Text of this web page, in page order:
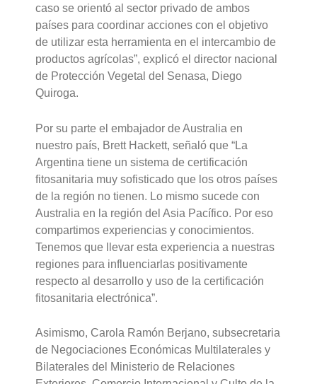
caso se orientó al sector privado de ambos
países para coordinar acciones con el objetivo
de utilizar esta herramienta en el intercambio de
productos agrícolas”, explicó el director nacional
de Protección Vegetal del Senasa, Diego
Quiroga.
Por su parte el embajador de Australia en
nuestro país, Brett Hackett, señaló que “La
Argentina tiene un sistema de certificación
fitosanitaria muy sofisticado que los otros países
de la región no tienen. Lo mismo sucede con
Australia en la región del Asia Pacífico. Por eso
compartimos experiencias y conocimientos.
Tenemos que llevar esta experiencia a nuestras
regiones para influenciarlas positivamente
respecto al desarrollo y uso de la certificación
fitosanitaria electrónica”.
Asimismo, Carola Ramón Berjano, subsecretaria
de Negociaciones Económicas Multilaterales y
Bilaterales del Ministerio de Relaciones